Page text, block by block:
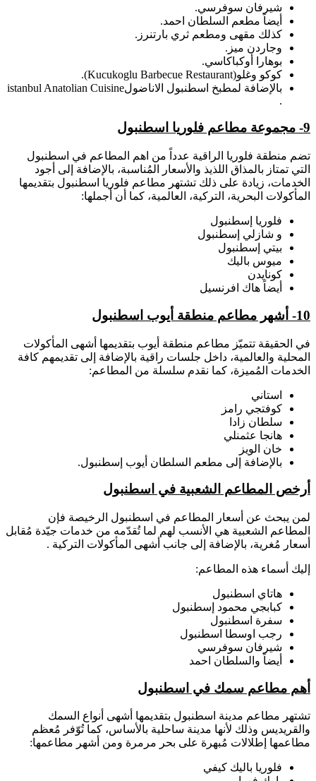
شيرفان سوفرسي.
أيضاً مطعم السلطان احمد.
كذلك مقهى ومطعم ثري بارتنرز.
وجاردن ميز.
بوهارا أوكباكاسي.
كوكو وغلو(Kucukoglu Barbecue Restaurant).
بالإضافة لمطبخ اسطنبول الاناضولistanbul Anatolian Cuisine
.
9- مجموعة مطاعم فلوريا اسطنبول
تضم منطقة فلوريا الراقية عدداً من اهم المطاعم في اسطنبول
التي تمتاز بالمذاق اللذيذ والأسعار المُناسبة، بالإضافة إلى أجود
الخدمات، زيادة على ذلك تشتهر مطاعم فلوريا اسطنبول بتقديمها
المأكولات البحرية، التركية، العالمية، كما أن أجملها:
فلوريا إسطنبول
و شازلي إسطنبول
بيتي إسطنبول
ميوس باليك
كونايدن
أيضاً هاك افرنسيل
10- أشهر مطاعم منطقة أيوب اسطنبول
في الحقيقة تتميّز مطاعم منطقة أيوب بتقديمها أشهى المأكولات
المحلية والعالمية، داخل جلسات راقية بالإضافة إلى تقديمهم كافة
الخدمات المُميزة، كما نقدم سلسلة من المطاعم:
استاني
كوفتجي رامز
سلطان زادا
هانجا عثمنلي
خان الويز
بالإضافة إلى مطعم السلطان أيوب إسطنبول.
أرخص المطاعم الشعبية في اسطنبول
لمن يبحث عن أسعار المطاعم في اسطنبول الرخيصة فإن
المطاعم الشعبية هي الأنسب لهم لما تُقدّمه من خدمات جيّدة مُقابل
أسعار مُغرية، بالإضافة إلى جانب أشهى المأكولات التركية .
إليك أسماء هذه المطاعم:
هاتاي اسطنبول
كبابجي محمود إسطنبول
سفرة اسطنبول
رجب اوسطا اسطنبول
شيرفان سوفرسي
أيضاً والسلطان احمد
أهم مطاعم سمك في اسطنبول
تشتهر مطاعم مدينة اسطنبول بتقديمها أشهى أنواع السمك
والقريديس وذلك لأنها مدينة ساحلية بالأساس، كما تُوّفر مُعظم
مطاعمها إطلالات مُبهرة على بحر مرمرة ومن أشهر مطاعمها:
فلوريا باليك كيفي